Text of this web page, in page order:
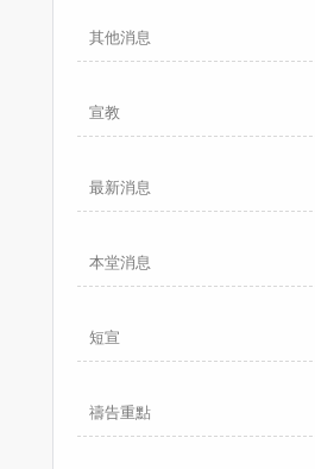
其他消息
宣教
最新消息
本堂消息
短宣
禱告重點